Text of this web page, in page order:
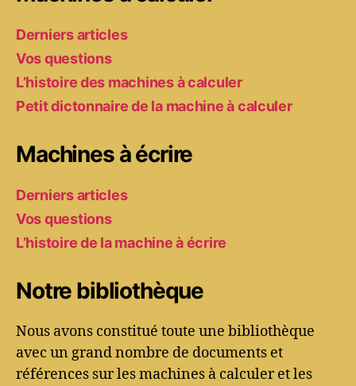
Derniers articles
Vos questions
L’histoire des machines à calculer
Petit dictonnaire de la machine à calculer
Machines à écrire
Derniers articles
Vos questions
L’histoire de la machine à écrire
Notre bibliothèque
Nous avons constitué toute une bibliothèque
avec un grand nombre de documents et
références sur les machines à calculer et les